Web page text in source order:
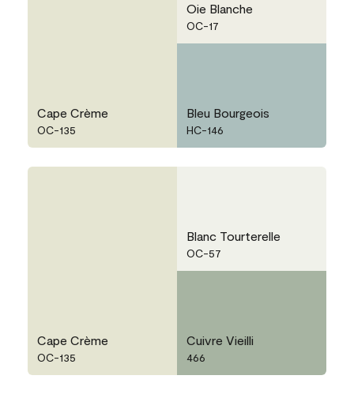
Cape Crème
OC-135
Oie Blanche
OC-17
Bleu Bourgeois
HC-146
Cape Crème
OC-135
Blanc Tourterelle
OC-57
Cuivre Vieilli
466